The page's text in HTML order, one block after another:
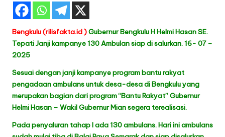
Bengkulu (rilisfakta.id )Gubernur Bengkulu H Helmi Hasan SE.
Tepati Janji kampanye 130 Ambulan siap di salurkan. 16- 07 –
2025
Sesuai dengan janji kampanye program bantu rakyat
pengadaan ambulans untuk desa-desa di Bengkulu yang
merupakan bagian dari program “Bantu Rakyat” Gubernur
Helmi Hasan – Wakil Gubernur Mian segera terealisasi.
Pada penyaluran tahap I ada 130 ambulans. Hari ini ambulans